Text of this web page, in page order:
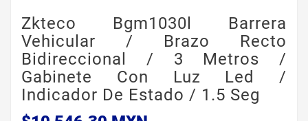
Zkteco Bgm1030l Barrera
Vehicular / Brazo Recto
Bidireccional / 3 Metros /
Gabinete Con Luz Led /
Indicador De Estado / 1.5 Seg